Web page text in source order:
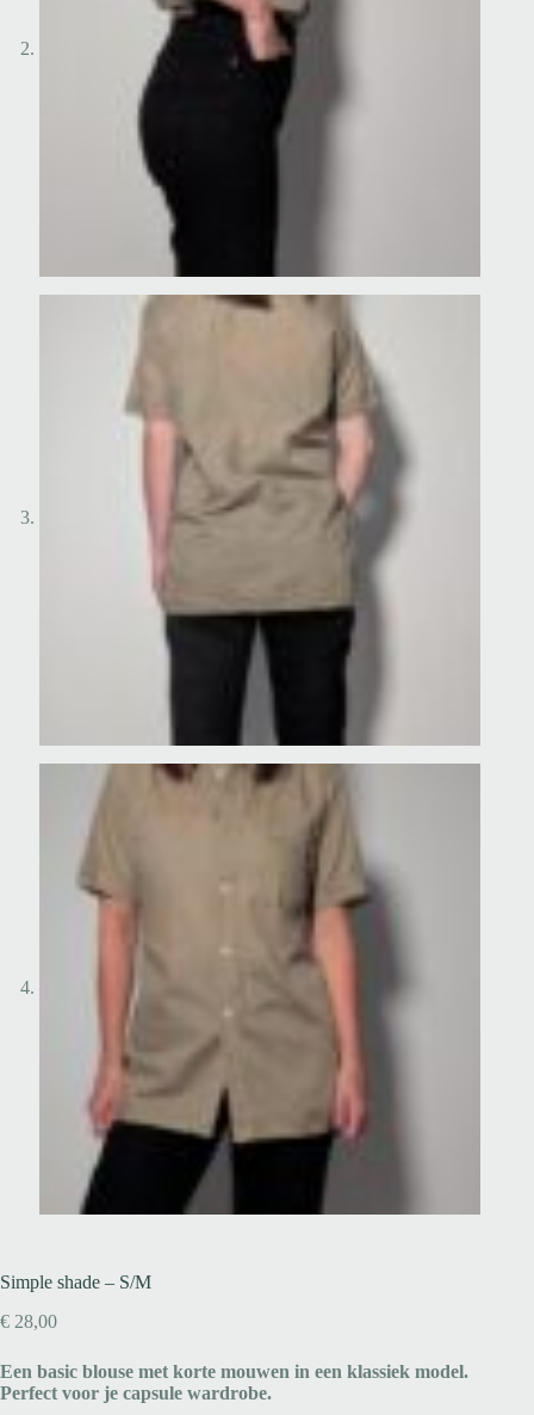
Simple shade – S/M
€ 28,00
Een basic blouse met korte mouwen in een klassiek model.
Perfect voor je capsule wardrobe.